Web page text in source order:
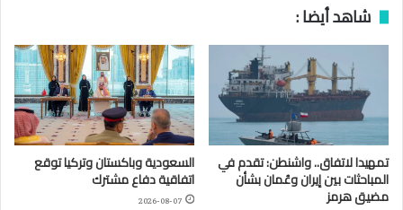
شاهد أيضا :
تمهيدا لاتفاق.. واشنطن: تقدم في
المباحثات بين إيران وعُمان بشأن
مضيق هرمز
السعودية وباكستان وتركيا توقع
اتفاقية دفاع مشترك
2026-08-07